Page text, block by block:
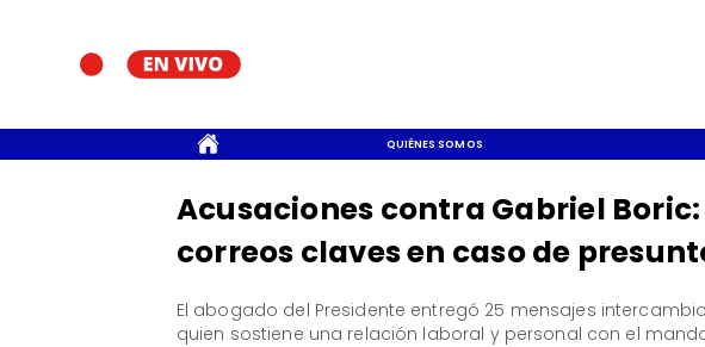
QUIÉNES SOMOS
Acusaciones contra Gabriel
correos claves en caso de
​El abogado del Presidente entregó 25 mensajes
quien sostiene una relación laboral y personal con el